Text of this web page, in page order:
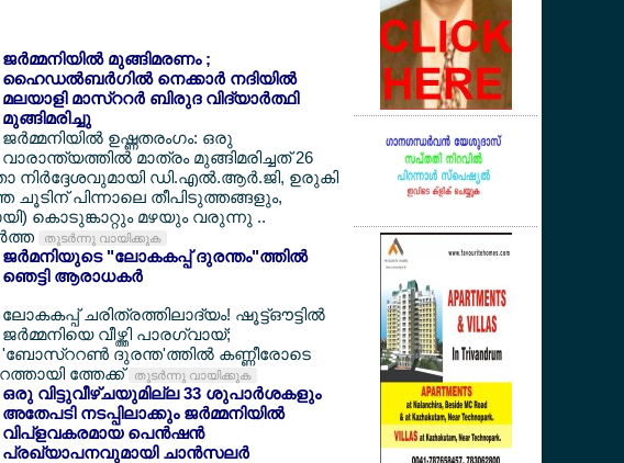
ജര്‍മ്മനിയില്‍ മുങ്ങിമരണം ;
ഹൈഡല്‍ബര്‍ഗില്‍ നെക്കാര്‍ നദിയില്‍
മലയാളി മാസ്ററര്‍ ബിരുദ വിദ്യാര്‍ത്ഥി
മുങ്ങിമരിച്ചു
ജര്‍മ്മനിയില്‍ ഉഷ്ണതരംഗം: ഒരു
വാരാന്ത്യത്തില്‍ മാത്രം മുങ്ങിമരിച്ചത് 26
നിര്‍ദ്ദേശവുമായി ഡി.എല്‍.ആര്‍.ജി, ഉരുകി
ചൂടിന് പിന്നാലെ തീപിടുത്തങ്ങളും,
കൊടുങ്കാറ്റും മഴയും വരുന്നു ..
തുടര്‍ന്നു വായിക്കുക
ജര്‍മനിയുടെ "ലോകകപ്പ് ദുരന്തം"ത്തില്‍
ഞെട്ടി ആരാധകര്‍
ലോകകപ്പ് ചരിത്രത്തിലാദ്യം! ഷൂട്ട്ഔട്ടില്‍
ജര്‍മ്മനിയെ വീഴ്ത്തി പാരഗ്വായ്;
'ബോസ്ററണ്‍ ദുരന്ത'ത്തില്‍ കണ്ണീരോടെ
ത്തേക്ക് തുടര്‍ന്നു വായിക്കുക
ഒരു വിട്ടുവീഴ്ചയുമില്ല 33 ശുപാര്‍ശകളും
അതേപടി നടപ്പിലാക്കും ജര്‍മ്മനിയില്‍
വിപ്ളവകരമായ പെന്‍ഷന്‍
പ്രഖ്യാപനവുമായി ചാന്‍സലര്‍